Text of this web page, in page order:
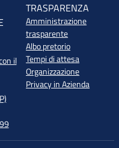
il
TRASPARENZA
Amministrazione
trasparente
Albo pretorio
Tempi di attesa
Organizzazione
Privacy in Azienda